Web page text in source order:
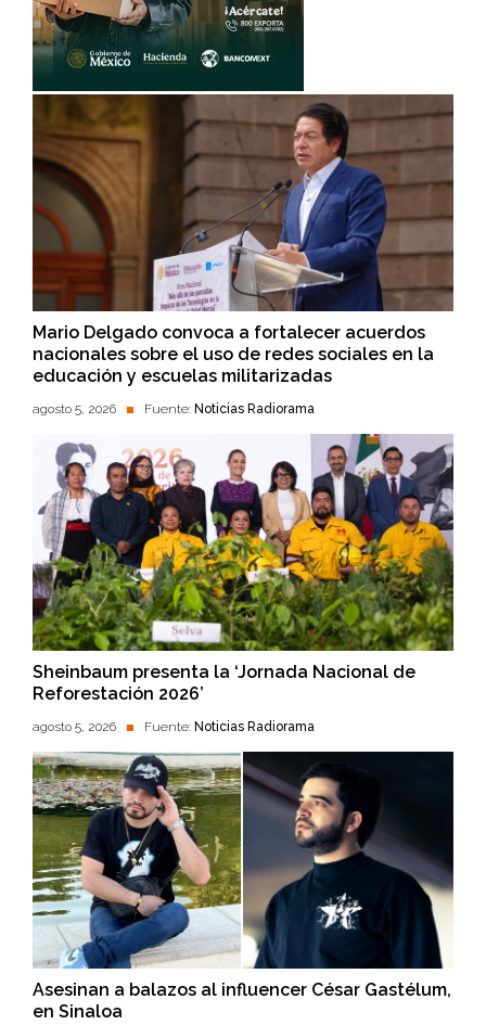
Mario Delgado convoca a fortalecer acuerdos
nacionales sobre el uso de redes sociales en la
educación y escuelas militarizadas
agosto 5, 2026 Fuente: Noticias Radiorama
Sheinbaum presenta la ‘Jornada Nacional de
Reforestación 2026’
agosto 5, 2026 Fuente: Noticias Radiorama
Asesinan a balazos al influencer César Gastélum,
en Sinaloa